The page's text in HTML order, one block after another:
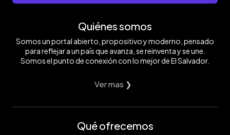
Quiénes somos
Somos un portal abierto, propositivo y moderno, pensado
para reflejar a un país que avanza, se reinventa y se une.
Somos el punto de conexión con lo mejor de El Salvador.
Ver mas ❯
Qué ofrecemos